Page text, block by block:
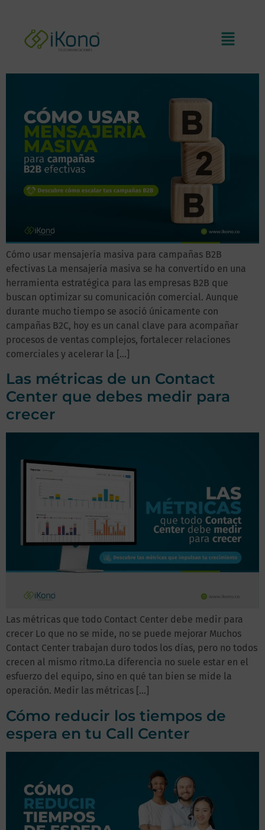
B2B para crear campañas
efectivas
Cómo usar mensajería masiva para campañas B2B
efectivas La mensajería masiva se ha convertido en una
herramienta estratégica para las empresas B2B que
buscan optimizar su comunicación comercial. Aunque
durante mucho tiempo se asoció únicamente con
campañas B2C, hoy es un canal clave para acompañar
procesos de ventas complejos, fortalecer relaciones
comerciales y acelerar la […]
Las métricas de un Contact
Center que debes medir para
crecer
Las métricas que todo Contact Center debe medir para
crecer Lo que no se mide, no se puede mejorar Muchos
Contact Center trabajan duro todos los días, pero no todos
crecen al mismo ritmo.La diferencia no suele estar en el
esfuerzo del equipo, sino en qué tan bien se mide la
operación. Medir las métricas […]
Cómo reducir los tiempos de
espera en tu Call Center